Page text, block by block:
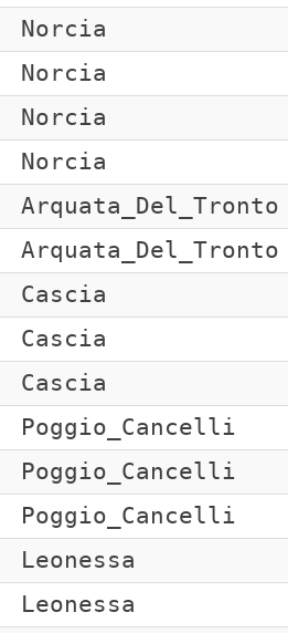
Norcia
Norcia
Norcia
Norcia
Arquata_Del_Tronto
Arquata_Del_Tronto
Cascia
Cascia
Cascia
Poggio_Cancelli
Poggio_Cancelli
Poggio_Cancelli
Leonessa
Leonessa